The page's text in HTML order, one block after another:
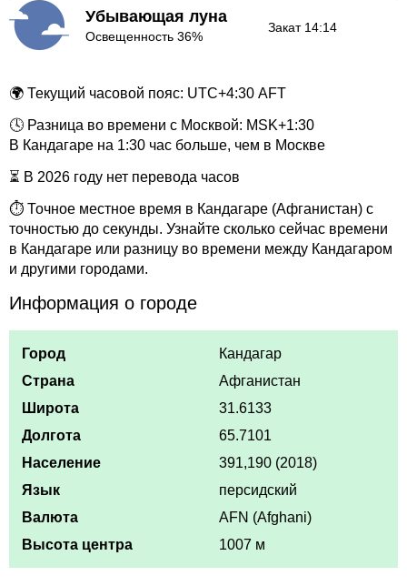
Убывающая луна
Освещенность 36%
Закат 14:14
🌍 Текущий часовой пояс: UTC+4:30 AFT
🕓 Разница во времени с Москвой: MSK+1:30
В Кандагаре на 1:30 час больше, чем в Москве
⏳ В 2026 году нет перевода часов
⏱ Точное местное время в Кандагаре (Афганистан) с
точностью до секунды. Узнайте сколько сейчас времени
в Кандагаре или разницу во времени между Кандагаром
и другими городами.
Информация о городе
Город
Кандагар
Страна
Афганистан
Широта
31.6133
Долгота
65.7101
Население
391,190 (2018)
Язык
персидский
Валюта
AFN (Afghani)
Высота центра
1007 м